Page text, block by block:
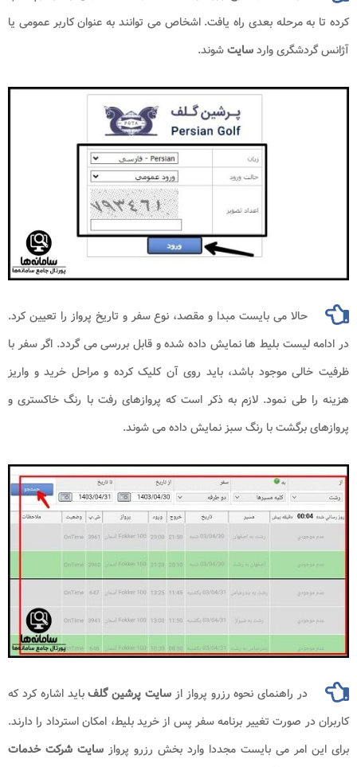
کرده تا به مرحله بعدی راه یافت. اشخاص می توانند به عنوان کاربر عمومی یا
آژانس گردشگری واردسایتشوند.
حالا می بایست مبدا و مقصد، نوع سفر و تاریخ پرواز را تعیین کرد.
در ادامه لیست بلیط ها نمایش داده شده و قابل بررسی می گردد. اگر سفر با
ظرفیت خالی موجود باشد، باید روی آن کلیک کرده و مراحل خرید و واریز
هزینه را طی نمود. لازم به ذکر است که پروازهای رفت با رنگ خاکستری و
پروازهای برگشت با رنگ سبز نمایش داده می شوند.
در راهنمای نحوه رزرو پرواز از سایت پرشین گلفباید اشاره کرد که
کاربران در صورت تغییر برنامه سفر پس از خرید بلیط، امکان استرداد را دارند.
برای این امر می بایست مجددا وارد بخش رزرو پرواز سایت شرکت خدمات